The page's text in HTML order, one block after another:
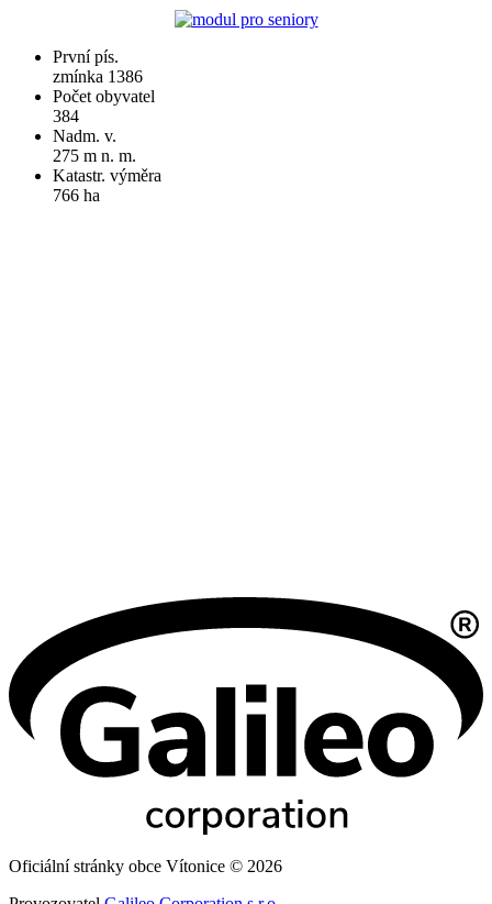
První pís.
zmínka 1386
Počet obyvatel
384
Nadm. v.
275 m n. m.
Katastr. výměra
766 ha
Oficiální stránky obce Vítonice © 2026